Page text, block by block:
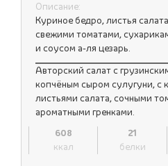
Описание:
Куриное бедро, листья
свежими томатами,
и соусом а-ля цезарь.
Авторский салат с
копчёным сыром сулугуни,
листьями салата, сочными
ароматными гренками.
608
ккал
21
белки